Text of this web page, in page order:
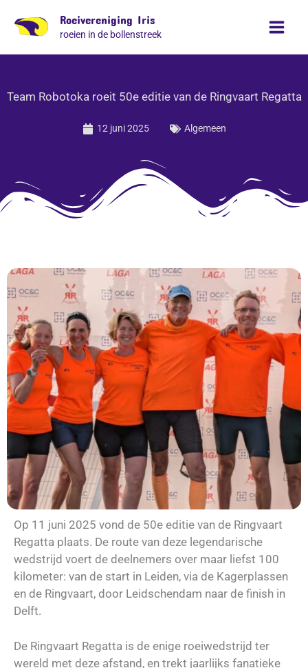
naar
Roeivereniging Iris
roeien in de bollenstreek
Team Robotoka roeit 50e editie van de Ringvaart Regatta
12 juni 2025 Algemeen
Op 11 juni 2025 vond de 50e editie van de Ringvaart
Regatta plaats. De route van deze legendarische
wedstrijd voert de deelnemers over maar liefst 100
kilometer: van de start in Leiden, via de Kagerplassen
en de Ringvaart, door Leidschendam naar de finish in
Delft.
De Ringvaart Regatta is de enige roeiwedstrijd ter
wereld met deze afstand, en trekt jaarlijks fanatieke